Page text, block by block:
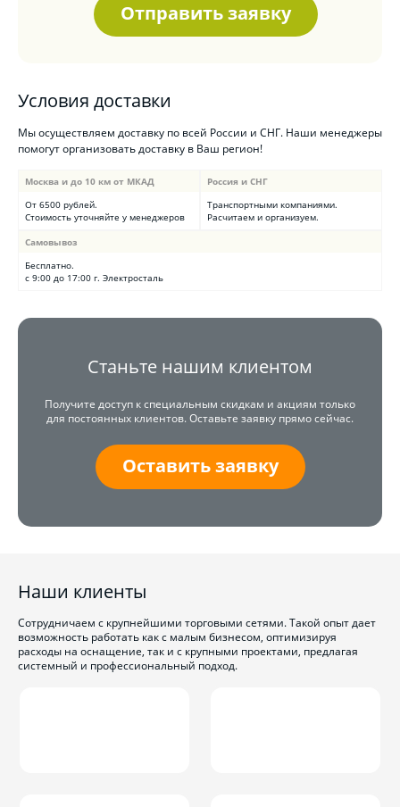
Отправить заявку
Условия доставки
Мы осуществляем доставку по всей России и СНГ. Наши менеджеры
помогут организовать доставку в Ваш регион!
Москва и до 10 км от МКАД
От 6500 рублей.
Стоимость уточняйте у менеджеров
Россия и СНГ
Транспортными компаниями.
Расчитаем и организуем.
Самовывоз
Бесплатно.
с 9:00 до 17:00 г. Электросталь
Станьте нашим клиентом
Получите доступ к специальным скидкам и акциям только
для постоянных клиентов. Оставьте заявку прямо сейчас.
Оставить заявку
Наши клиенты
Сотрудничаем с крупнейшими торговыми сетями. Такой опыт дает
возможность работать как с малым бизнесом, оптимизируя
расходы на оснащение, так и с крупными проектами, предлагая
системный и профессиональный подход.